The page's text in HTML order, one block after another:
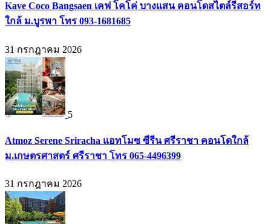
Kave Coco Bangsaen เคฟ โคโค่ บางแสน คอนโดสไตล์รีสอร์ท
ใกล้ ม.บูรพา โทร 093-1681685
31 กรกฎาคม 2026
5
Atmoz Serene Sriracha แอทโมซ ซีรีน ศรีราชา คอนโดใกล้
ม.เกษตรศาสตร์ ศรีราชา โทร 065-4496399
31 กรกฎาคม 2026